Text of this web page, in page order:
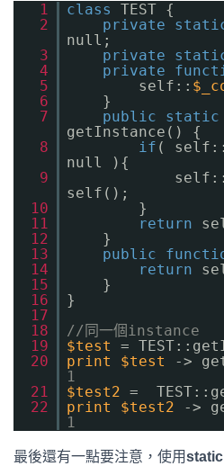
1 class
TEST {
2
private
null;
3
private
4
private
5
self::
6
}
7
public static
getInstance() {
8
if ( self::
null ){
9
self::
self();
10
}
11
return
12
}
13
public
14
return
15
}
16
}
17
18
//同一個instance
19
$test
=
20
print $test ->
1
21
$test2 =
22
print $test2 ->
1
最後還有一點要注意，使用